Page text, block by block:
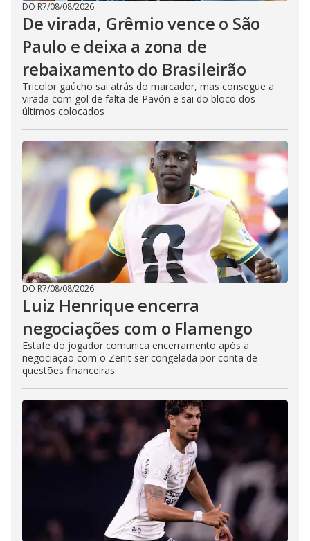
DO R7/08/08/2026
De virada, Grêmio vence o São
Paulo e deixa a zona de
rebaixamento do Brasileirão
Tricolor gaúcho sai atrás do marcador, mas consegue a
virada com gol de falta de Pavón e sai do bloco dos
últimos colocados
DO R7/08/08/2026
Luiz Henrique encerra
negociações com o Flamengo
Estafe do jogador comunica encerramento após a
negociação com o Zenit ser congelada por conta de
questões financeiras